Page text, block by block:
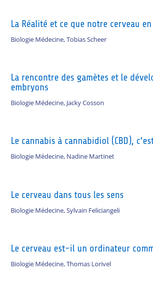
La Réalité et ce que notre cerveau
Biologie Médecine,Tobias Scheer
La rencontre des gamètes et le
embryons
Biologie Médecine, Jacky Cosson
Le cannabis à cannabidiol (CBD),
Biologie Médecine, Nadine Martinet
Le cerveau dans tous les sens
Biologie Médecine,Sylvain Feliciangeli
Le cerveau est-il un ordinateur
Biologie Médecine,Thomas Lorivel